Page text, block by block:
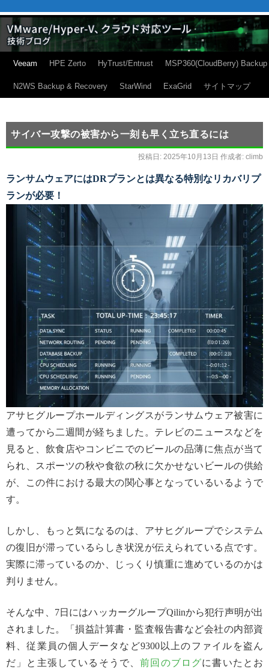
Veeam HPE Zerto HyTrust/Entrust MSP360(CloudBerry) Backup
N2WS Backup & Recovery StarWind ExaGrid サイトマップ
サイバー攻撃の被害から一刻も早く立ち直るには
投稿日: 2025年10月13日 作成者: climb
ランサムウェアにはDRプランとは異なる特別なリカバリプ
ランが必要！
アサヒグループホールディングスがランサムウェア被害に
遭ってから二週間が経ちました。テレビのニュースなどを
見ると、飲食店やコンビニでのビールの品薄に焦点が当て
られ、スポーツの秋や食欲の秋に欠かせないビールの供給
が、この件における最大の関心事となっているいるようで
す。
しかし、もっと気になるのは、アサヒグループでシステム
の復旧が滞っているらしき状況が伝えられている点です。
実際に滞っているのか、じっくり慎重に進めているのかは
判りません。
そんな中、7日にはハッカーグループQilinから犯行声明が出
されました。「損益計算書・監査報告書など会社の内部資
料、従業員の個人データなど9300以上のファイルを盗ん
だ」と主張しているそうで、前回のブログに書いたとお